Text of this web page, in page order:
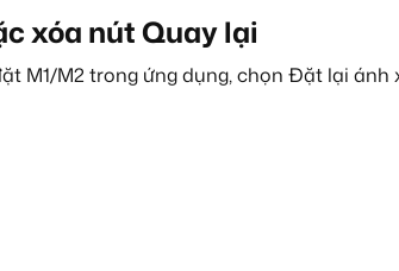
xóa nút Quay lại
M1/M2 trong ứng dụng, chọn Đặt lại